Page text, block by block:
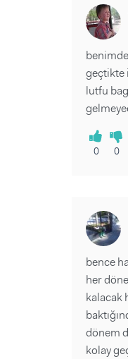
geçtikte
lutfu
0 0
bence
her
kalacak
dönem
kolay